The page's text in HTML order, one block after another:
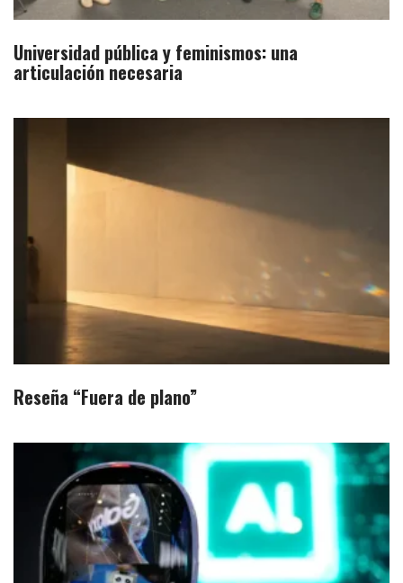
Universidad pública y feminismos: una
articulación necesaria
Reseña “Fuera de plano”